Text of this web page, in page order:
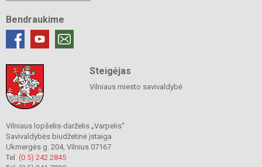
Bendraukime
Steigėjas
Vilniaus miesto savivaldybė
Vilniaus lopšelis-darželis „Varpelis“
Savivaldybės biudžetinė įstaiga
Ukmergės g. 204, Vilnius 07167
Tel. (0 5) 242 2845